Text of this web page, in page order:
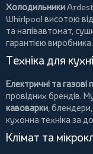
Холодильники
Whirlpool висотою
та напівавтомат,
гарантією виробника.
Техніка для кухні
Електричні та газові
провідних брендів.
кавоварки, блендери,
кухонна техніка за
Клімат та